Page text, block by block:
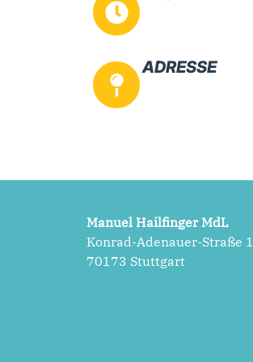
ADRESSE
Manuel Hailfinger MdL
Konrad-Adenauer-Straße
70173 Stuttgart